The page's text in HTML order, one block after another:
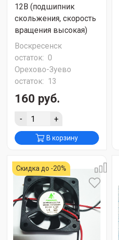
12В (подшипник
скольжения, скорость
вращения высокая)
Воскресенск
остаток: 0
Орехово-Зуево
остаток: 13
160 руб.
- +
В корзину
Скидка до -20%